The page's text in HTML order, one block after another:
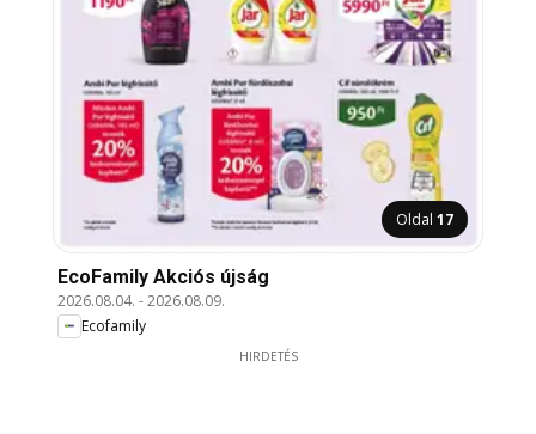
Oldal 17
EcoFamily Akciós újság
2026.08.04. -2026.08.09.
Ecofamily
HIRDETÉS